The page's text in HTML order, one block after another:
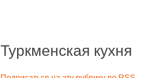
Туркменская кухня